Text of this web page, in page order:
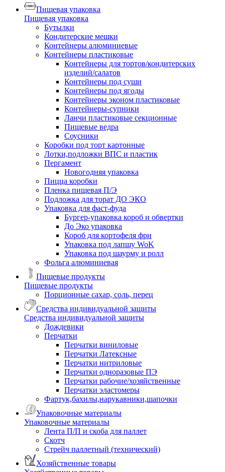
Пищевая упаковка
Пищевая упаковка
Бутылки
Кондитерские мешки
Контейнеры алюминиевые
Контейнеры пластиковые
Контейнеры для тортов/кондитерских
изделий/салатов
Контейнеры под суши
Контейнеры под ягоды
Контейнеры эконом пластиковые
Контейнеры-супники
Ланчи пластиковые секционные
Пищевые ведра
Соусники
Коробки под торт картонные
Лотки,подложки ВПС и пластик
Пергамент
Новогодняя упаковка
Пицца коробки
Пленка пищевая П/Э
Подложка для торат ДО ЭКО
Упаковка для фаст-фуда
Бургер-упаковка короб и обвертки
До Эко упаковка
Короб для кортофеля фри
Упаковка под лапшу WoK
Упаковка под шаурму и ролл
Фольга алюминиевая
Пищевые продукты
Пищевые продукты
Порционные сахар, соль, перец
Средства индивидуальной защиты
Средства индивидуальной защиты
Дождевики
Перчатки
Перчатки виниловые
Перчатки Латексные
Перчатки нитриловые
Перчатки одноразовые ПЭ
Перчатки рабочие/хозяйственные
Перчатки эластомеры
Фартук,бахилы,нарукавники,шапочки
Упаковочные материалы
Упаковочные материалы
Лента П/П и скоба для паллет
Скотч
Стрейч паллетный (технический)
Хозяйственные товары